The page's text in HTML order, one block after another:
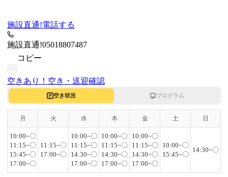
施設直通!電話する
施設直通!05018807487
コピー
空きあり！ 空き・送迎確認
空き状況 プログラム
月 火 水 木 金 土 日
10:00~〇
11:15~〇
15:45~〇
17:00~〇
11:15~〇
17:00~〇
10:00~〇
11:15~〇
14:30~〇
17:00~〇
10:00~〇
11:15~〇
14:30~〇
17:00~〇
10:00~〇
11:15~〇
14:30~〇
17:00~〇
10:00~〇
15:45~〇
14:30~〇